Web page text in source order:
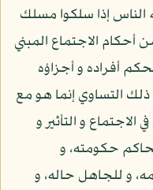
إذا سلكوا مسلك
أحكام الاجتماع المبني
أفراده و أجزاؤه
التساوي إنما هو مع
و التأثير و
حكومته، و
و للجاهل حاله، و